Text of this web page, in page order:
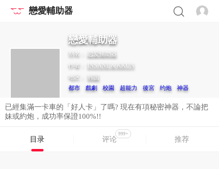
戀愛輔助器
戀愛輔助器
别名：
恋爱辅助器
作者： INSANE & KKUN
地区： 韩国
都市
戲劇 校園 超能力 後宮 约炮 神器
已經集滿一卡車的「好人卡」了嗎? 現在有項秘密神器，不論把
妹或約炮，成功率保證100%!!
目录 评论
999+
推荐